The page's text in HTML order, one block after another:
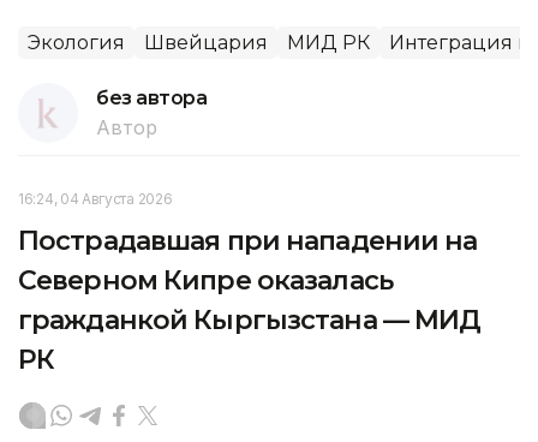
Экология Швейцария МИД РК Интеграция и
без автора
Автор
16:24, 04 Августа 2026
Пострадавшая при нападении на
Северном Кипре оказалась
гражданкой Кыргызстана — МИД
РК